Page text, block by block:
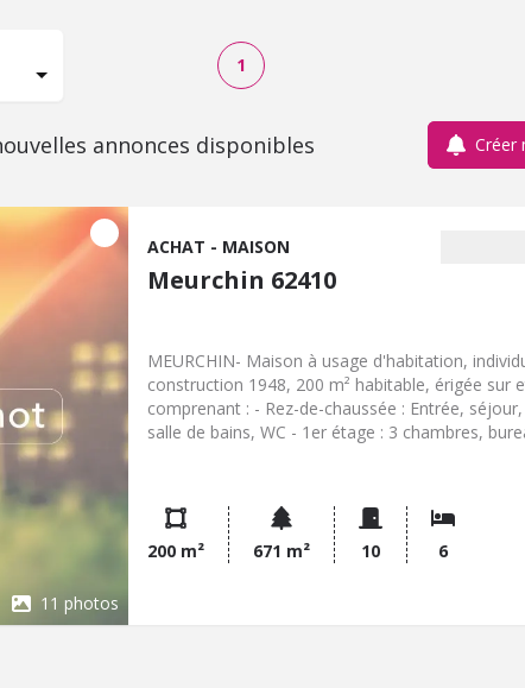
1
annonces disponibles Créer
11 photos
ACHAT - MAISON
Meurchin 62410
MEURCHIN- Maison à usage d'habitation,
construction 1948, 200 m² habitable, érigée sur
comprenant : - Rez-de-chaussée : Entrée,
salle de bains, WC - 1er étage : 3 chambres,
tout à l'égout. - Visite sur RDV.
200 m² 671 m² 10 6